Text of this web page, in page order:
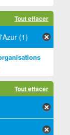
Tout effacer
(1)
Tout effacer